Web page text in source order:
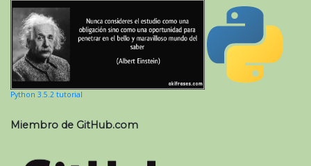
Python 3.5.2 tutorial
Miembro de GitHub.com